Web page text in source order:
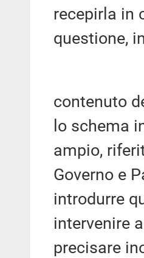
recepirla in
questione,
contenuto
lo schema
ampio,
Governo e
introdurre
intervenire
precisare